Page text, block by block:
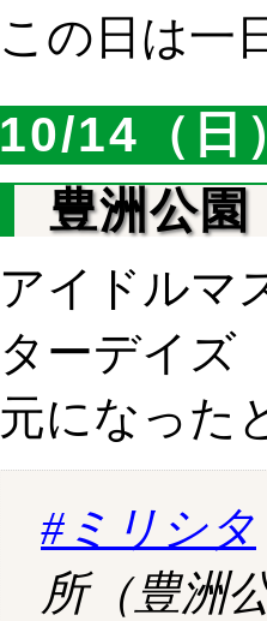
この日は一
10/14（日
豊洲公園
アイドルマ
ターデイズ
元になった
#ミリシタ
所（豊洲